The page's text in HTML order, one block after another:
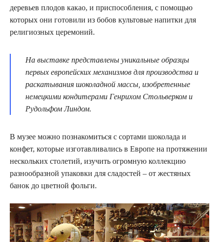
деревьев плодов какао, и приспособления, с помощью
которых они готовили из бобов культовые напитки для
религиозных церемоний.
На выставке представлены уникальные образцы
первых европейских механизмов для производства и
раскатывания шоколадной массы, изобретенные
немецкими кондитерами Генрихом Стольверком и
Рудольфом Линдом.
В музее можно познакомиться с сортами шоколада и
конфет, которые изготавливались в Европе на протяжении
нескольких столетий, изучить огромную коллекцию
разнообразной упаковки для сладостей – от жестяных
банок до цветной фольги.